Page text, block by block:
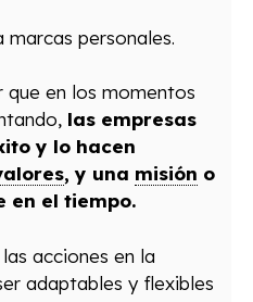
personales.
en los momentos
las empresas
y lo hacen
, y una misión o
en el tiempo.
acciones en la
adaptables y flexibles